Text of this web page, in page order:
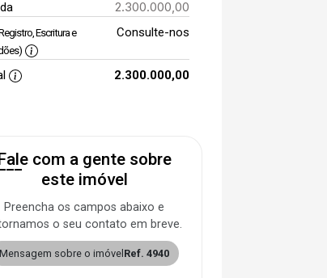
2.300.000,00
Escritura e
Consulte-nos
2.300.000,00
com a gente sobre
este imóvel
Preencha os campos abaixo e
o seu contato em breve.
Mensagem sobre o imóvel Ref. 4940